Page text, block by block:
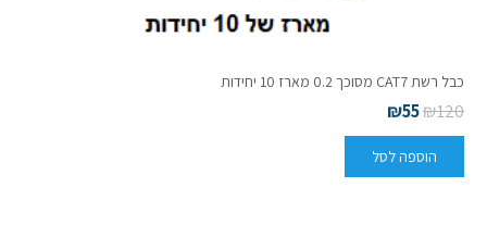
כבל רשת CAT7 מסוכך 0.2 מארז 10 יחידות
₪120
₪55
הוספה לסל